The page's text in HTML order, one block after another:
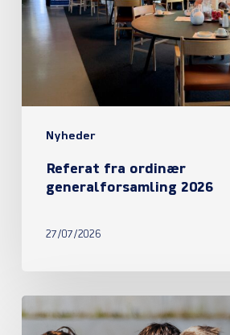
Nyheder
2026
Referat fra ordinær
generalforsamling 2026
27/07/2026